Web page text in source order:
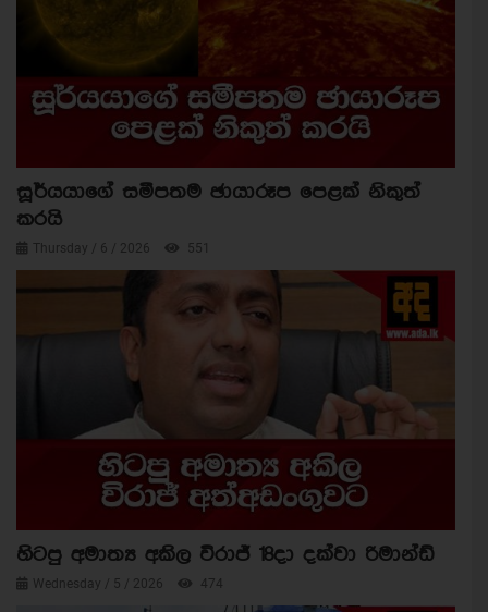
සූර්යයාගේ සමීපතම ඡායාරූප පෙළක් නිකුත්
කරයි
Thursday / 6 / 2026 551
හිටපු අමාත්‍ය අකිල විරාජ් 18දා දක්වා රිමාන්ඩ්
Wednesday / 5 / 2026 474